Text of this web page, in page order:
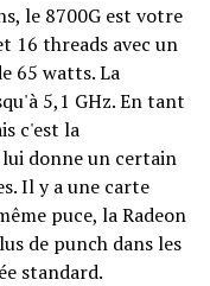
le 8700G est votre
16 threads avec un
65 watts. La
5,1 GHz. En tant
c'est la
lui donne un certain
Il y a une carte
puce, la Radeon
de punch dans les
standard.